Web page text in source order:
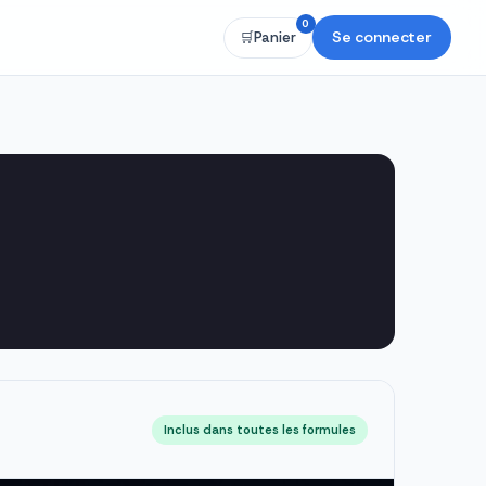
🛒Panier
0
Se connecter
Inclus dans toutes les formules